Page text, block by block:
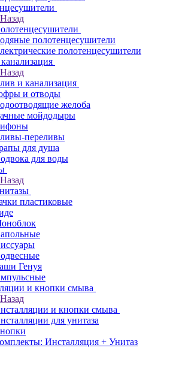
Назад
полотенцесушители
полотенцесушители
Назад
и канализация
и отводы
желоба
мойдодыры
переливы
для душа
для воды
Назад
пластиковые
Генуя
и кнопки смыва
Назад
и кнопки смыва
для унитаза
Инсталляция + Унитаз